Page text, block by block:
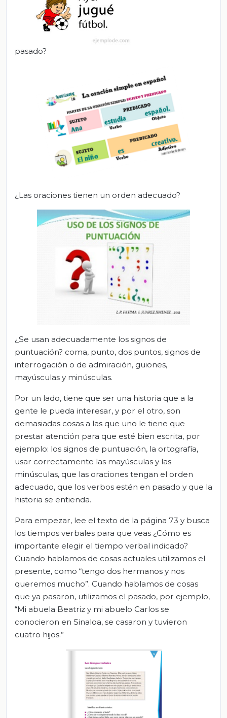
pasado?
¿Las oraciones tienen un orden adecuado?
¿Se usan adecuadamente los signos de
puntuación? coma, punto, dos puntos, signos de
interrogación o de admiración, guiones,
mayúsculas y minúsculas.
Por un lado, tiene que ser una historia que a la
gente le pueda interesar, y por el otro, son
demasiadas cosas a las que uno le tiene que
prestar atención para que esté bien escrita, por
ejemplo: los signos de puntuación, la ortografía,
usar correctamente las mayúsculas y las
minúsculas, que las oraciones tengan el orden
adecuado, que los verbos estén en pasado y que la
historia se entienda.
Para empezar, lee el texto de la página 73 y busca
los tiempos verbales para que veas ¿Cómo es
importante elegir el tiempo verbal indicado?
Cuando hablamos de cosas actuales utilizamos el
presente, como “tengo dos hermanos y nos
queremos mucho”. Cuando hablamos de cosas
que ya pasaron, utilizamos el pasado, por ejemplo,
“Mi abuela Beatriz y mi abuelo Carlos se
conocieron en Sinaloa, se casaron y tuvieron
cuatro hijos.”